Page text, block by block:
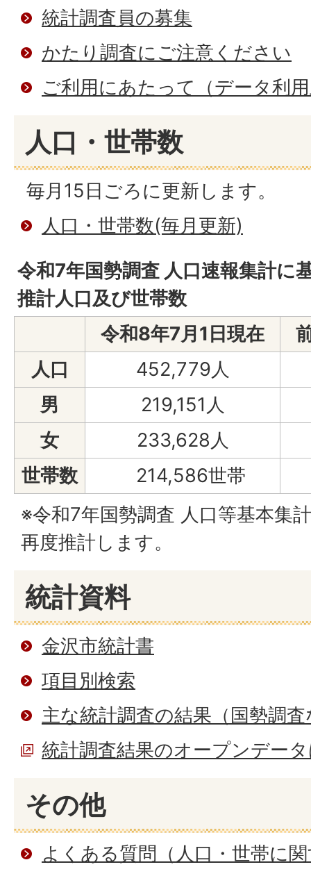
統計調査員の募集
かたり調査にご注意ください
ご利用にあたって（データ利
人口・世帯数
毎月15日ごろに更新します。
人口・世帯数(毎月更新)
令和7年国勢調査 人口速報集計に
推計人口及び世帯数
令和8年7月1日現在
人口
452,779人
男
219,151人
女
233,628人
世帯数
214,586世帯
※令和7年国勢調査 人口等基本集
再度推計します。
統計資料
金沢市統計書
項目別検索
主な統計調査の結果（国勢調
統計調査結果のオープンデー
その他
よくある質問（人口・世帯に